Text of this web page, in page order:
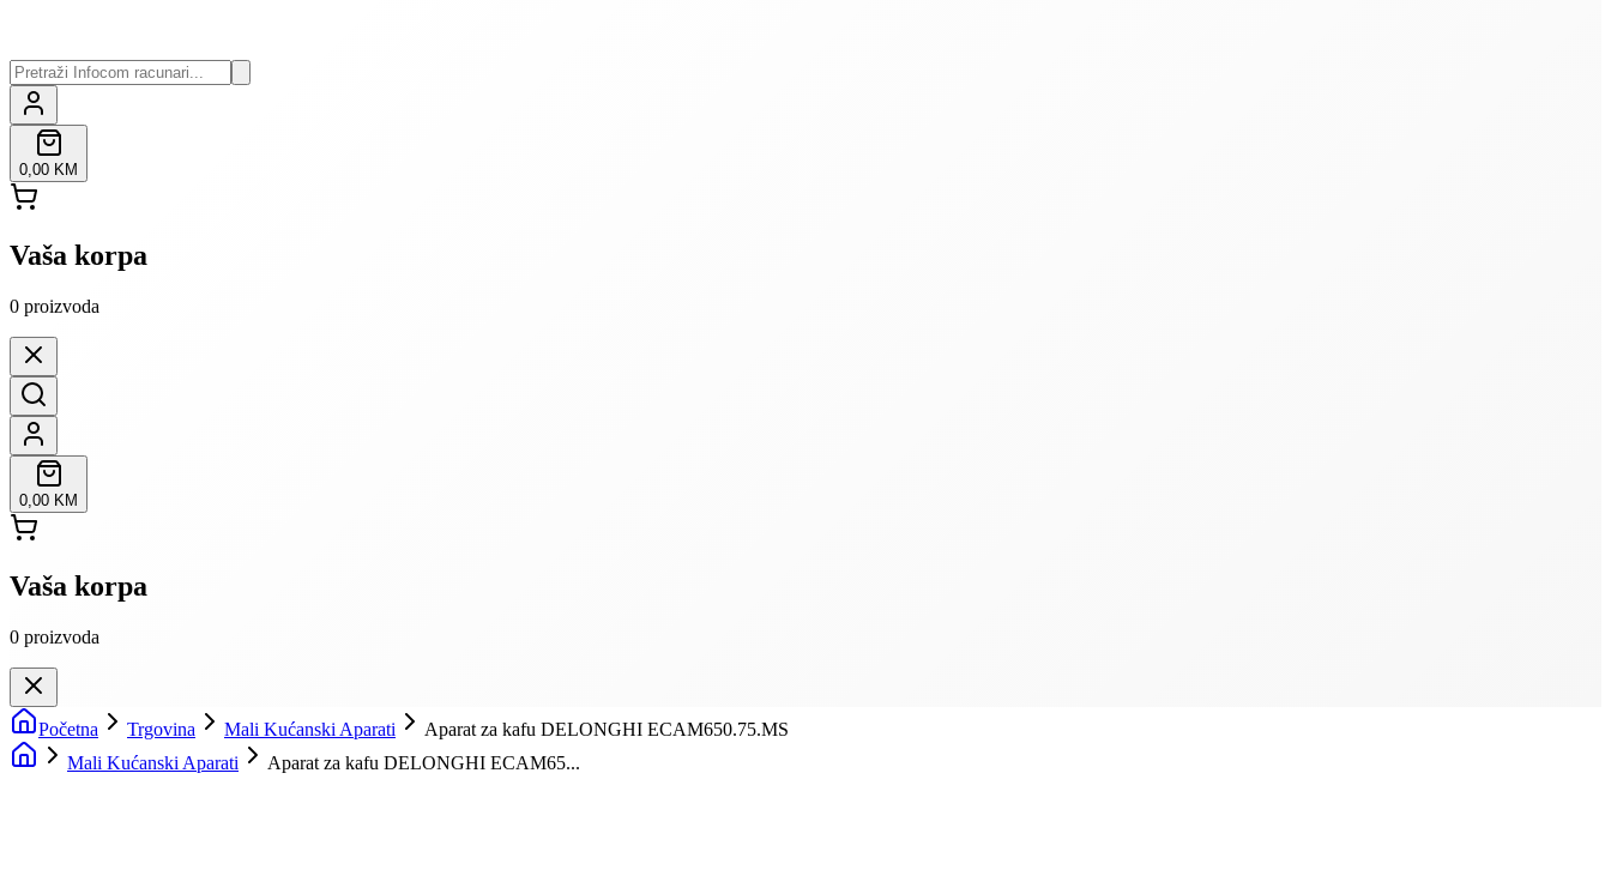
0,00 KM
Vaša korpa
0 proizvoda
0,00 KM
Vaša korpa
0 proizvoda
Početna Trgovina Mali Kućanski Aparati
Aparat za kafu DELONGHI ECAM650.75.MS
Mali Kućanski Aparati
Aparat za kafu DELONGHI ECAM65...